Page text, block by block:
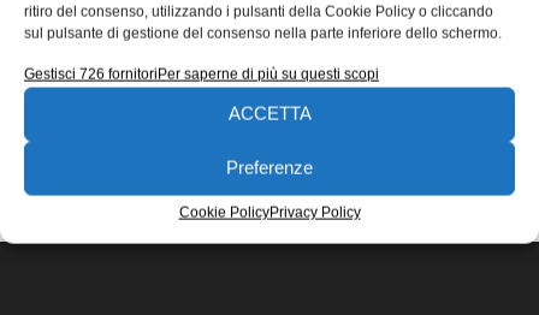
ritiro del consenso, utilizzando i pulsanti della Cookie Policy o cliccando
sul pulsante di gestione del consenso nella parte inferiore dello schermo.
Gestisci 726 fornitoriPer saperne di più su questi scopi
ACCETTA
Preferenze
Cookie PolicyPrivacy Policy